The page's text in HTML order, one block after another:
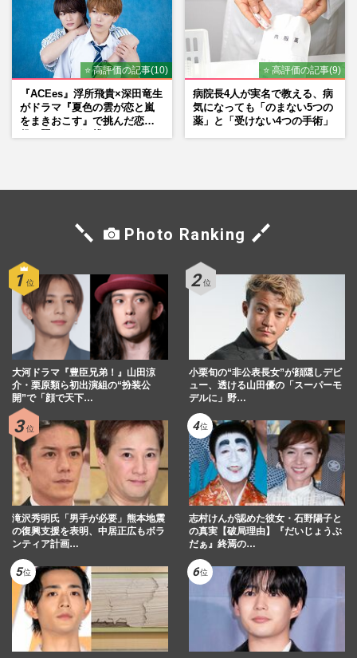
⭐ 高評価の記事(10)
『ACEes』浮所飛貴×深田竜生
がドラマ『夏色の雲が恋と嵐
をまきおこす』で挑んだ恋人
⭐ 高評価の記事(9)
病院長4人が実名で教える、病
気になっても「のまない5つの
薬」と「受けない4つの手術」
Photo Ranking
大河ドラマ『豊臣兄弟！』山田涼
介・栗原類ら初出演組の“扮装公
開”で「顔で天下…
小栗旬の“非公表長女”が顔隠しデビ
ュー、透ける山田優の「スーパーモ
デルに」野…
滝沢秀明氏「男手が必要」熊本地震
の復興支援を表明、中居正広もボラ
ンティア計画…
志村けんが認めた彼女・石野陽子と
の真実【破局理由】『だいじょうぶ
だぁ』終焉の…